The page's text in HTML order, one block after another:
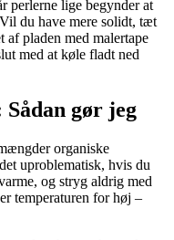
perlerne lige begynder at
du have mere solidt, tæt
pladen med malertape
med at køle fladt ned
gør jeg
organiske
uproblematisk, hvis du
og stryg aldrig med
temperaturen for høj –